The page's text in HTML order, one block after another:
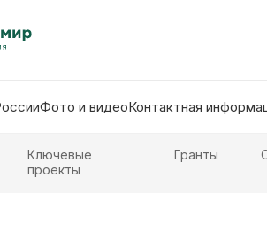
Фото и видеоКонтактная
Ключевые
проекты
Гранты